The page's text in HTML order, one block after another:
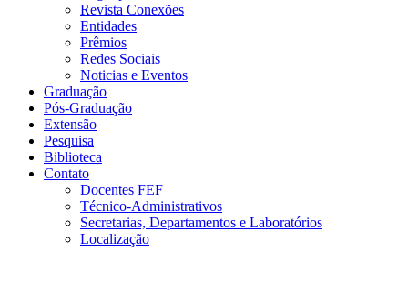
Revista Conexões
Entidades
Prêmios
Redes Sociais
Noticias e Eventos
Graduação
Pós-Graduação
Extensão
Pesquisa
Biblioteca
Contato
Docentes FEF
Técnico-Administrativos
Secretarias, Departamentos e Laboratórios
Localização